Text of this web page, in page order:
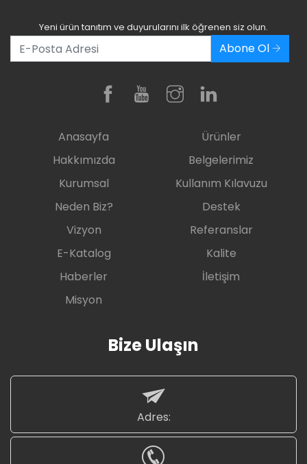
Yeni ürün tanıtım ve duyurularını ilk öğrenen siz olun.
Abone Ol
Anasayfa
Hakkımızda
Kurumsal
Neden Biz?
Ürünler
Belgelerimiz
Kullanım Kılavuzu
Destek
Vizyon
E-Katalog
Haberler
Misyon
Referanslar
Kalite
İletişim
Bize Ulaşın
Adres: